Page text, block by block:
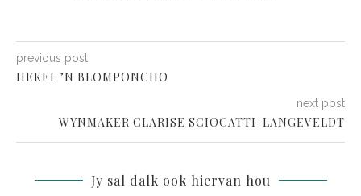
previous post
HEKEL ’N BLOMPONCHO
next post
WYNMAKER CLARISE SCIOCATTI-LANGEVELDT
Jy sal dalk ook hiervan hou